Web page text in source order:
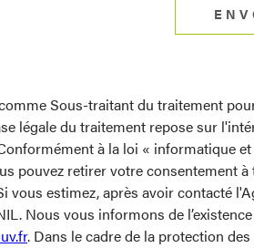
Sous-traitant du traitement
légale du traitement repose sur
à la loi « informatique
pouvez retirer votre consentement
estimez, après avoir contacté
Nous vous informons de
. Dans le cadre de la protection